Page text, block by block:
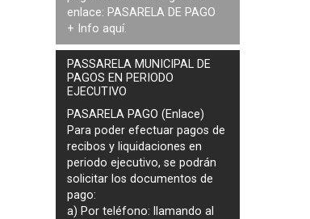
enlace: PASARELA DE PAGO
+ Info aquí.
PASSARELA MUNICIPAL DE
PAGOS EN PERIODO
EJECUTIVO
PASARELA PAGO (Enlace)
Para poder efectuar pagos de
recibos y liquidaciones en
periodo ejecutivo, se podrán
solicitar los documentos de
pago:
a) Por teléfono: llamando al